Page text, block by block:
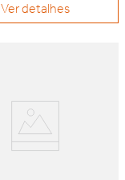
Ver detalhes